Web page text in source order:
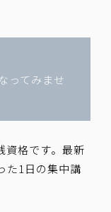
ってみませ
資格です。最新
た1日の集中講